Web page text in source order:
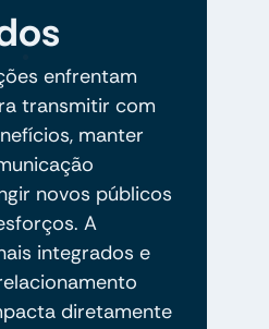
enfrentam
transmitir com
manter
novos públicos
A
integrados e
diretamente